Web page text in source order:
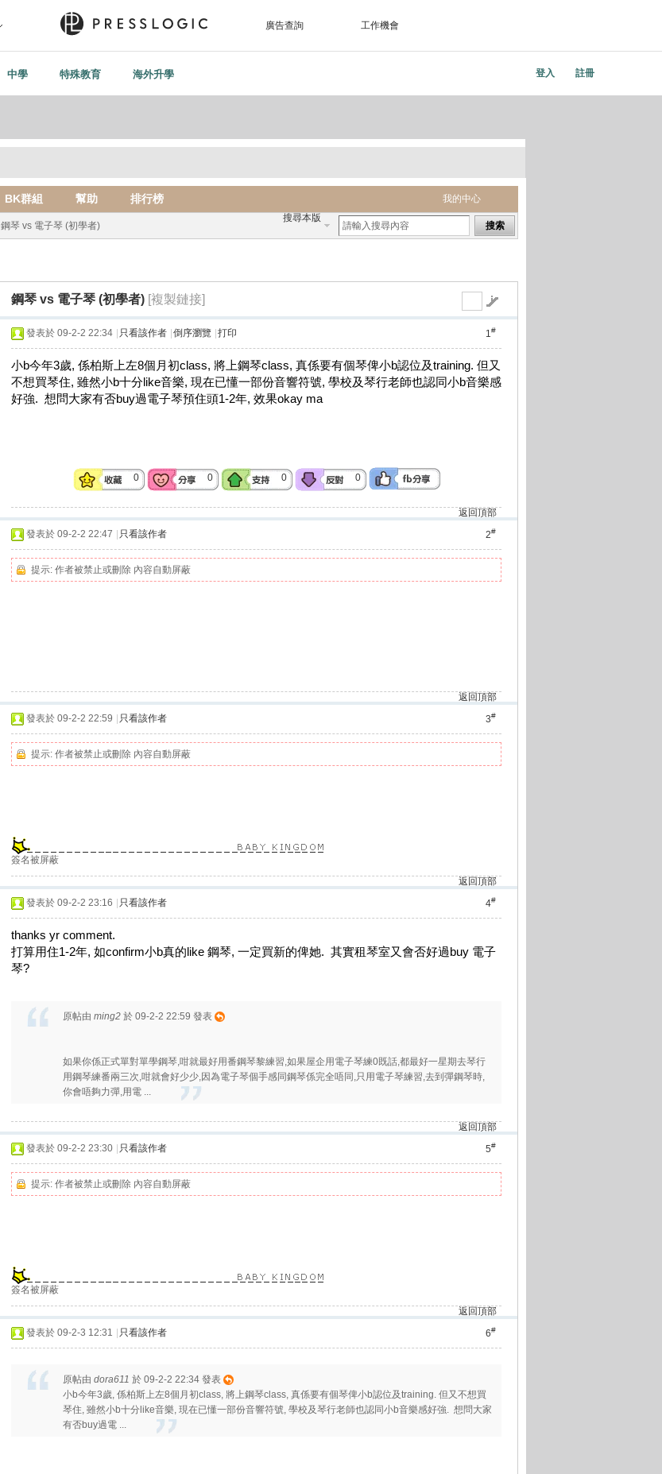
廣告查詢 工作機會
中學 特殊教育 海外升學 登入 註冊
我的中心
BK群組 幫助 排行榜
搜尋本版
搜索
鋼琴 vs 電子琴 (初學者)
鋼琴 vs 電子琴 (初學者) [複製鏈接]
1#
發表於 09-2-2 22:34 只看該作者 倒序瀏覽 打印
小b今年3歲, 係柏斯上左8個月初class, 將上鋼琴class, 真係要有個琴俾小b認位及training. 但又
不想買琴住, 雖然小b十分like音樂, 現在已懂一部份音響符號, 學校及琴行老師也認同小b音樂感
好強. 想問大家有否buy過電子琴預住頭1-2年, 效果okay ma
0 0 0 0
返回頂部
2#
發表於 09-2-2 22:47 只看該作者
提示: 作者被禁止或刪除 內容自動屏蔽
返回頂部
3#
發表於 09-2-2 22:59 只看該作者
提示: 作者被禁止或刪除 內容自動屏蔽
簽名被屏蔽
返回頂部
4#
發表於 09-2-2 23:16 只看該作者
thanks yr comment.
打算用住1-2年, 如confirm小b真的like 鋼琴, 一定買新的俾她. 其實租琴室又會否好過buy 電子
琴?
原帖由 ming2 於 09-2-2 22:59 發表
如果你係正式單對單學鋼琴,咁就最好用番鋼琴黎練習,如果屋企用電子琴練0既話,都最好一星期去琴行
用鋼琴練番兩三次,咁就會好少少,因為電子琴個手感同鋼琴係完全唔同,只用電子琴練習,去到彈鋼琴時,
你會唔夠力彈,用電 ...
返回頂部
5#
發表於 09-2-2 23:30 只看該作者
提示: 作者被禁止或刪除 內容自動屏蔽
簽名被屏蔽
返回頂部
6#
發表於 09-2-3 12:31 只看該作者
原帖由 dora611 於 09-2-2 22:34 發表
小b今年3歲, 係柏斯上左8個月初class, 將上鋼琴class, 真係要有個琴俾小b認位及training. 但又不想買
琴住, 雖然小b十分like音樂, 現在已懂一部份音響符號, 學校及琴行老師也認同小b音樂感好強. 想問大家
有否buy過電 ...